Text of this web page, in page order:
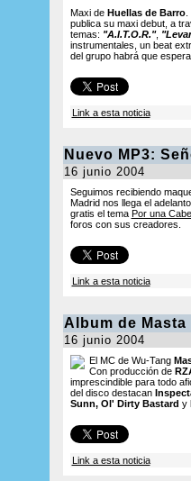
Maxi de Huellas de Barro.
publica su maxi debut, a
temas: "A.I.T.O.R.",
instrumentales, un beat
del grupo habrá que
Link a esta noticia
Nuevo MP3:
16 junio 2004
Seguimos recibiendo
Madrid nos llega el
gratis el tema Por una
foros con sus creadores.
Link a esta noticia
Album de
16 junio 2004
El MC de Wu-Tang
Con producción de
imprescindible para todo
del disco destacan
Sunn, Ol' Dirty Bastard y
Link a esta noticia